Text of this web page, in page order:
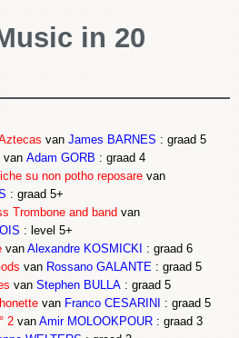
in 20
van James BARNES : graad 5
van Adam GORB : graad 4
su non potho reposare van
: graad 5+
Trombone and band van
: level 5+
van Alexandre KOSMICKI
: graad 6
van Rossano GALANTE : graad 5
van Stephen BULLA : graad 5
van Franco CESARINI
: graad 5
2 van Amir MOLOOKPOUR : graad 3